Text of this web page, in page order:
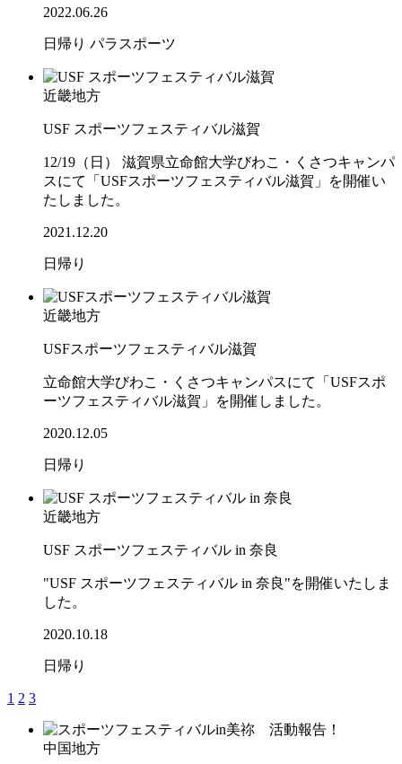
2022.06.26
日帰り パラスポーツ
近畿地方
USF スポーツフェスティバル滋賀
12/19（日） 滋賀県立命館大学びわこ・くさつキャンパ
スにて「USFスポーツフェスティバル滋賀」を開催い
たしました。
2021.12.20
日帰り
近畿地方
USFスポーツフェスティバル滋賀
立命館大学びわこ・くさつキャンパスにて「USFスポ
ーツフェスティバル滋賀」を開催しました。
2020.12.05
日帰り
近畿地方
USF スポーツフェスティバル in 奈良
"USF スポーツフェスティバル in 奈良"を開催いたしま
した。
2020.10.18
日帰り
1 2 3
中国地方